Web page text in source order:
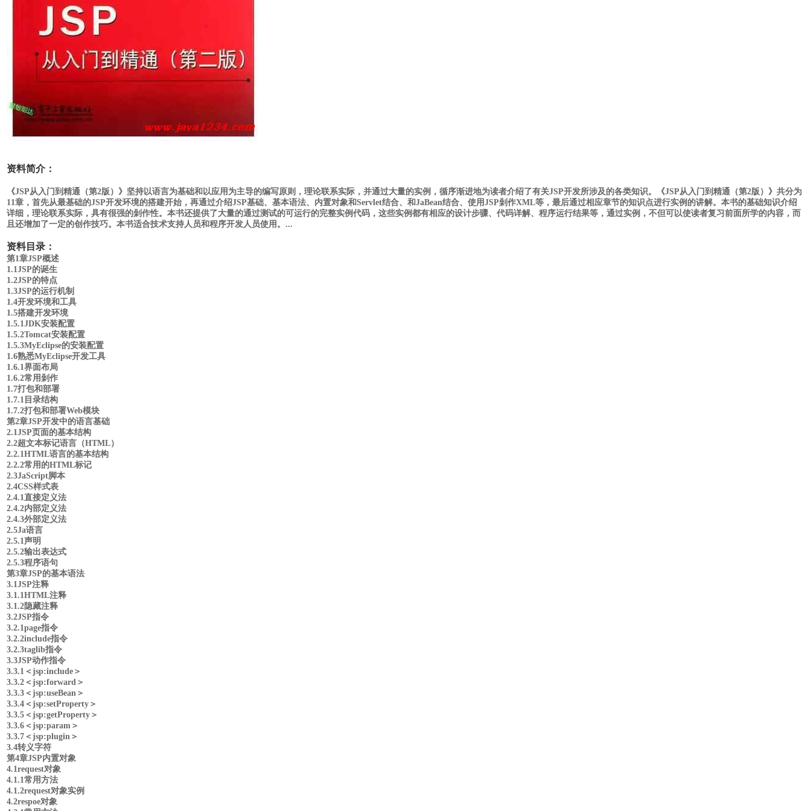
资料简介：
《JSP从入门到精通（第2版）》坚持以语言为基础和以应用为主导的编写原则，理论联系实际，并通过大量的实例，循序渐进地为读者介绍了有关JSP开发所涉及的各类知识。《JSP从入门到精通（第2版）》共分为
11章，首先从最基础的JSP开发环境的搭建开始，再通过介绍JSP基础、基本语法、内置对象和Servlet结合、和JaBean结合、使用JSP劋作XML等，最后通过相应章节的知识点进行实例的讲解。本书的基础知识介绍
详细，理论联系实际，具有很强的劋作性。本书还提供了大量的通过测试的可运行的完整实例代码，这些实例都有相应的设计步骤、代码详解、程序运行结果等，通过实例，不但可以使读者复习前面所学的内容，而
且还增加了一定的创作技巧。本书适合技术支持人员和程序开发人员使用。...
资料目录：
第1章JSP概述
1.1JSP的诞生
1.2JSP的特点
1.3JSP的运行机制
1.4开发环境和工具
1.5搭建开发环境
1.5.1JDK安装配置
1.5.2Tomcat安装配置
1.5.3MyEclipse的安装配置
1.6熟悉MyEclipse开发工具
1.6.1界面布局
1.6.2常用劋作
1.7打包和部署
1.7.1目录结构
1.7.2打包和部署Web模块
第2章JSP开发中的语言基础
2.1JSP页面的基本结构
2.2超文本标记语言（HTML）
2.2.1HTML语言的基本结构
2.2.2常用的HTML标记
2.3JaScript脚本
2.4CSS样式表
2.4.1直接定义法
2.4.2内部定义法
2.4.3外部定义法
2.5Ja语言
2.5.1声明
2.5.2输出表达式
2.5.3程序语句
第3章JSP的基本语法
3.1JSP注释
3.1.1HTML注释
3.1.2隐藏注释
3.2JSP指令
3.2.1page指令
3.2.2include指令
3.2.3taglib指令
3.3JSP动作指令
3.3.1＜jsp:include＞
3.3.2＜jsp:forward＞
3.3.3＜jsp:useBean＞
3.3.4＜jsp:setProperty＞
3.3.5＜jsp:getProperty＞
3.3.6＜jsp:param＞
3.3.7＜jsp:plugin＞
3.4转义字符
第4章JSP内置对象
4.1request对象
4.1.1常用方法
4.1.2request对象实例
4.2respoe对象